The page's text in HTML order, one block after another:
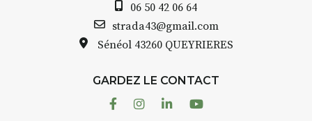
06 50 42 06 64
strada43@gmail.com
Sénéol 43260 QUEYRIERES
GARDEZ LE CONTACT
FacebookInstagram
LinkedinYoutube